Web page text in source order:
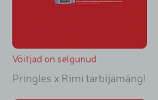
Võitjad on selgunud
Pringles x Rimi tarbijamäng!